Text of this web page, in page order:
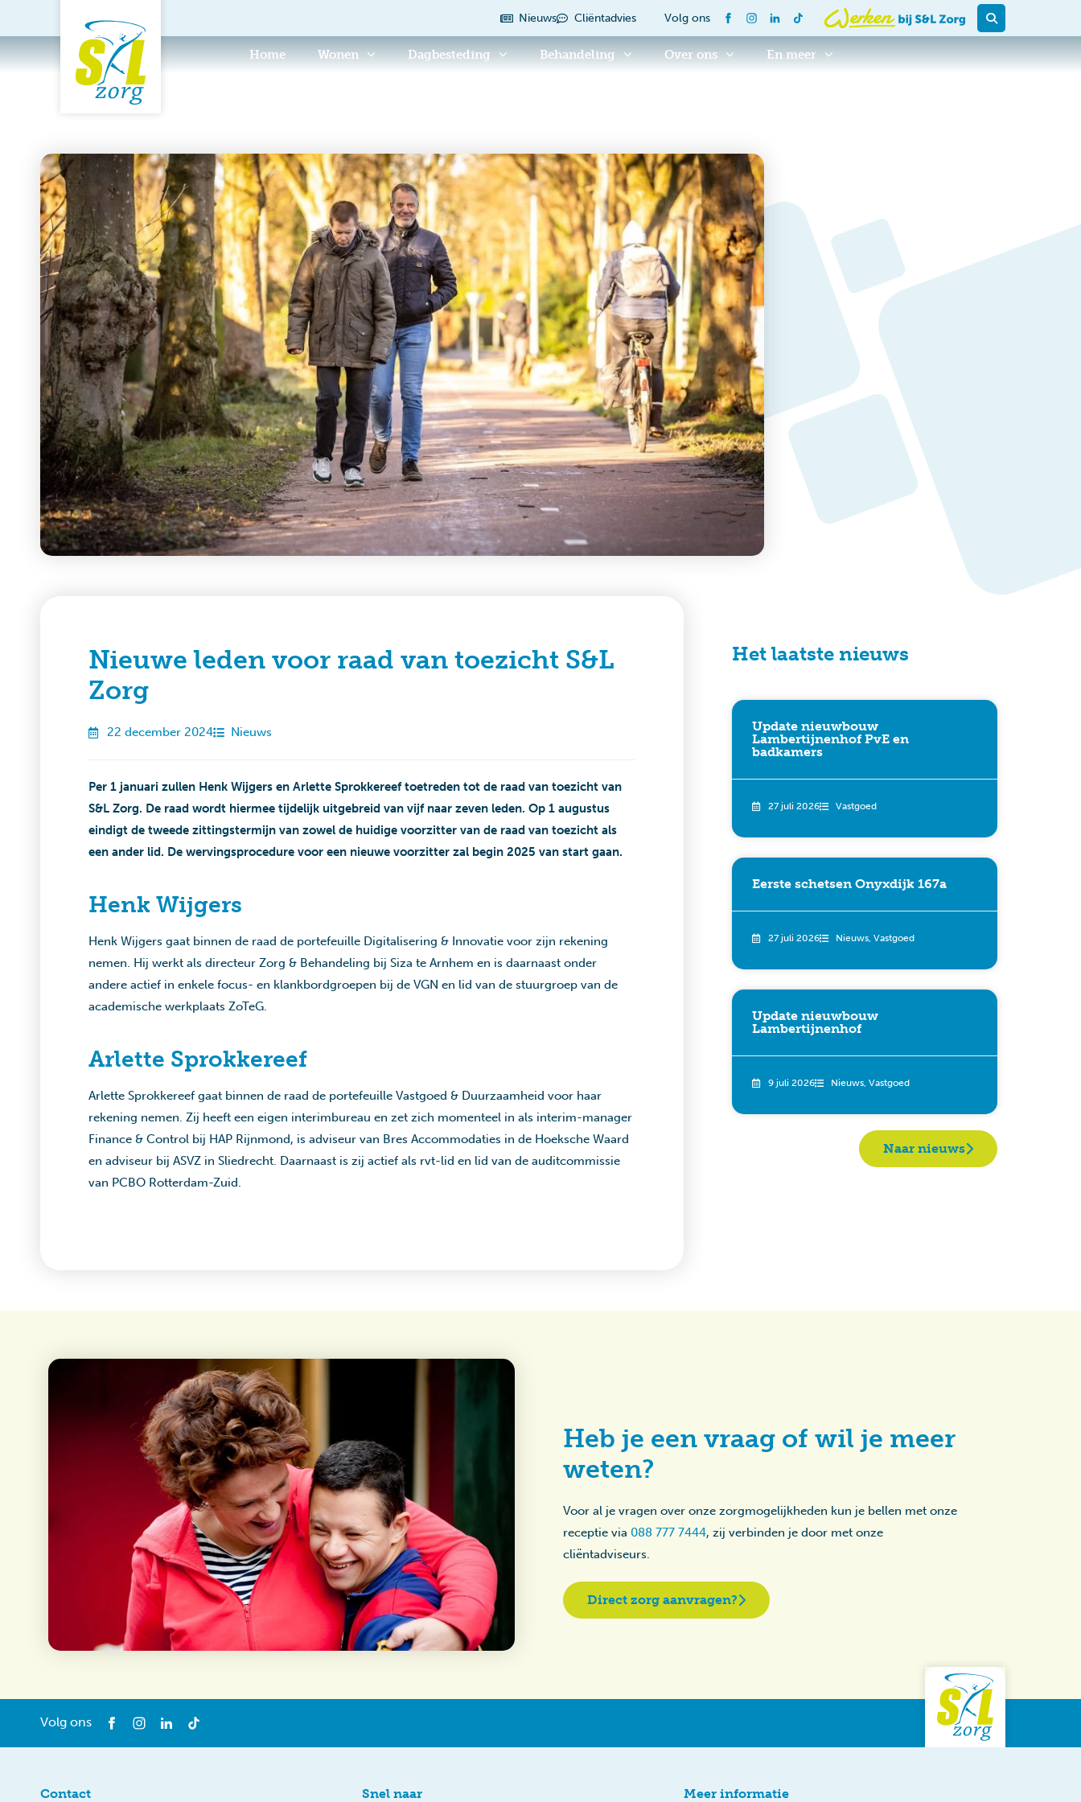
Nieuws Cliëntadvies Volg ons
Home Wonen Dagbesteding Behandeling Over ons En meer
Nieuwe leden voor raad van toezicht S&L
Zorg
22 december 2024 Nieuws
Per 1 januari zullen Henk Wijgers en Arlette Sprokkereef toetreden tot de raad van toezicht van
S&L Zorg. De raad wordt hiermee tijdelijk uitgebreid van vijf naar zeven leden. Op 1 augustus
eindigt de tweede zittingstermijn van zowel de huidige voorzitter van de raad van toezicht als
een ander lid. De wervingsprocedure voor een nieuwe voorzitter zal begin 2025 van start gaan.
Henk Wijgers
Henk Wijgers gaat binnen de raad de portefeuille Digitalisering & Innovatie voor zijn rekening
nemen. Hij werkt als directeur Zorg & Behandeling bij Siza te Arnhem en is daarnaast onder
andere actief in enkele focus- en klankbordgroepen bij de VGN en lid van de stuurgroep van de
academische werkplaats ZoTeG.
Arlette Sprokkereef
Arlette Sprokkereef gaat binnen de raad de portefeuille Vastgoed & Duurzaamheid voor haar
rekening nemen. Zij heeft een eigen interimbureau en zet zich momenteel in als interim-manager
Finance & Control bij HAP Rijnmond, is adviseur van Bres Accommodaties in de Hoeksche Waard
en adviseur bij ASVZ in Sliedrecht. Daarnaast is zij actief als rvt-lid en lid van de auditcommissie
van PCBO Rotterdam-Zuid.
Het laatste nieuws
Update nieuwbouw
Lambertijnenhof PvE en
badkamers
27 juli 2026 Vastgoed
Eerste schetsen Onyxdijk 167a
27 juli 2026 Nieuws, Vastgoed
Update nieuwbouw
Lambertijnenhof
9 juli 2026 Nieuws, Vastgoed
Naar nieuws
Heb je een vraag of wil je meer
weten?
Voor al je vragen over onze zorgmogelijkheden kun je bellen met onze
receptie via 088 777 7444, zij verbinden je door met onze
cliëntadviseurs.
Direct zorg aanvragen?
Volg ons
Contact Snel naar Meer informatie